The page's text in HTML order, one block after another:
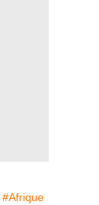
#Afrique